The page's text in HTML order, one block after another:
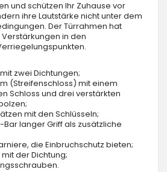
und schützen Ihr Zuhause vor
ihre Lautstärke nicht unter dem
Der Türrahmen hat
in den
zwei Dichtungen;
(Streifenschloss) mit einem
Schloss und drei verstärkten
mit den Schlüsseln;
langer Griff als zusätzliche
die Einbruchschutz bieten;
der Dichtung;